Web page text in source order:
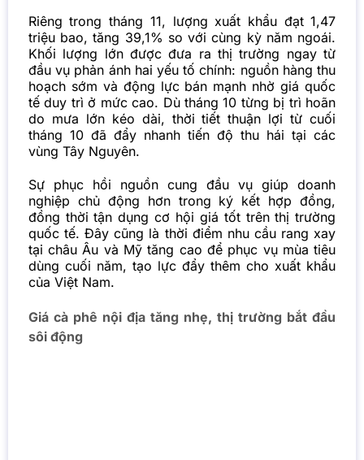
Riêng trong tháng 11, lượng xuất khẩu đạt 1,47
triệu bao, tăng 39,1% so với cùng kỳ năm ngoái.
Khối lượng lớn được đưa ra thị trường ngay từ
đầu vụ phản ánh hai yếu tố chính: nguồn hàng thu
hoạch sớm và động lực bán mạnh nhờ giá quốc
tế duy trì ở mức cao. Dù tháng 10 từng bị trì hoãn
do mưa lớn kéo dài, thời tiết thuận lợi từ cuối
tháng 10 đã đẩy nhanh tiến độ thu hái tại các
vùng Tây Nguyên.
Sự phục hồi nguồn cung đầu vụ giúp doanh
nghiệp chủ động hơn trong ký kết hợp đồng,
đồng thời tận dụng cơ hội giá tốt trên thị trường
quốc tế. Đây cũng là thời điểm nhu cầu rang xay
tại châu Âu và Mỹ tăng cao để phục vụ mùa tiêu
dùng cuối năm, tạo lực đẩy thêm cho xuất khẩu
của Việt Nam.
Giá cà phê nội địa tăng nhẹ, thị trường bắt đầu
sôi động